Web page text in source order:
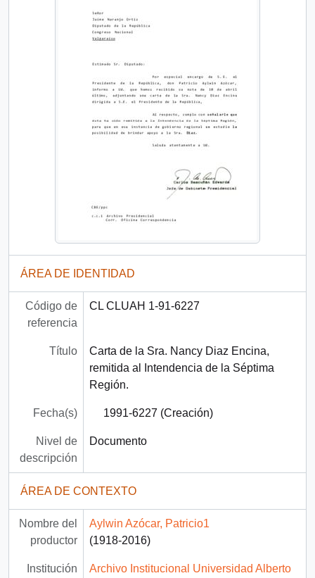
ÁREA DE IDENTIDAD
Código de
referencia
CL CLUAH 1-91-6227
Título
Carta de la Sra. Nancy Diaz Encina,
remitida al Intendencia de la Séptima
Región.
Fecha(s) 1991-6227 (Creación)
Nivel de
descripción
Documento
ÁREA DE CONTEXTO
Nombre del
productor
Aylwin Azócar, Patricio1
(1918-2016)
Institución Archivo Institucional Universidad Alberto